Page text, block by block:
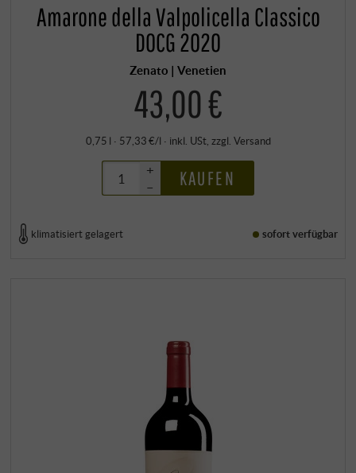
Amarone della Valpolicella Classico
DOCG 2020
Zenato | Venetien
43,00 €
0,75 l · 57,33 €/l · inkl. USt, zzgl. Versand
+
–
KAUFEN
klimatisiert gelagert sofort verfügbar